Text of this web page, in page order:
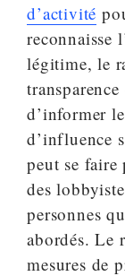
d’activité
reconnaisse
légitime, le
d’informer
d’influence
peut se faire
des
personnes
abordés. Le
mesures de